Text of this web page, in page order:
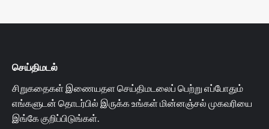
செய்திமடல்
சிறுகதைகள் இணையதள செய்திமடலைப் பெற்று எப்போதும்
எங்களுடன் தொடர்பில் இருக்க உங்கள் மின்னஞ்சல் முகவரியை
இங்கே குறிப்பிடுங்கள்.